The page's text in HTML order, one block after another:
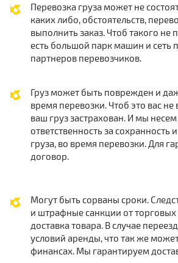
Перевозка груза может не
каких либо, обстоятельств,
выполнить заказ. Чтоб такого не
есть большой парк машин и сеть
партнеров перевозчиков.
Груз может быть поврежден и
время перевозки. Чтоб это вас не
ваш груз застрахован. И мы
ответственность за сохранность
груза, во время перевозки. Для
договор.
Могут быть сорваны сроки.
и штрафные санкции от торговых
доставка товара. В случае
условий аренды, что так же
финансах. Мы гарантируем